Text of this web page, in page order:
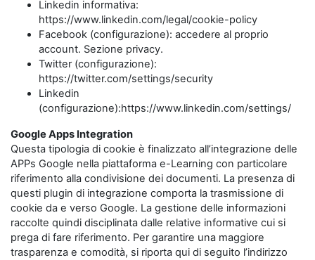
Linkedin informativa:
https://www.linkedin.com/legal/cookie-policy
Facebook (configurazione): accedere al proprio
account. Sezione privacy.
Twitter (configurazione):
https://twitter.com/settings/security
Linkedin
(configurazione):https://www.linkedin.com/settings/
Google Apps Integration
Questa tipologia di cookie è finalizzato all’integrazione delle
APPs Google nella piattaforma e-Learning con particolare
riferimento alla condivisione dei documenti. La presenza di
questi plugin di integrazione comporta la trasmissione di
cookie da e verso Google. La gestione delle informazioni
raccolte quindi disciplinata dalle relative informative cui si
prega di fare riferimento. Per garantire una maggiore
trasparenza e comodità, si riporta qui di seguito l’indirizzo